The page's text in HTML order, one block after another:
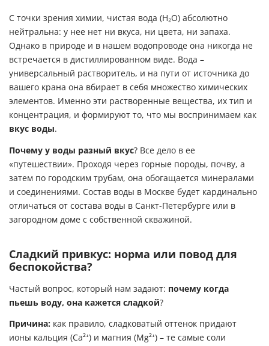
С точки зрения химии, чистая вода (H₂O) абсолютно
нейтральна: у нее нет ни вкуса, ни цвета, ни запаха.
Однако в природе и в нашем водопроводе она никогда не
встречается в дистиллированном виде. Вода –
универсальный растворитель, и на пути от источника до
вашего крана она вбирает в себя множество химических
элементов. Именно эти растворенные вещества, их тип и
концентрация, и формируют то, что мы воспринимаем как
вкус воды.
Почему у воды разный вкус? Все дело в ее
«путешествии». Проходя через горные породы, почву, а
затем по городским трубам, она обогащается минералами
и соединениями. Состав воды в Москве будет кардинально
отличаться от состава воды в Санкт-Петербурге или в
загородном доме с собственной скважиной.
Сладкий привкус: норма или повод для
беспокойства?
Частый вопрос, который нам задают: почему когда
пьешь воду, она кажется сладкой?
Причина: как правило, сладковатый оттенок придают
ионы кальция (Ca²⁺) и магния (Mg²⁺) – те самые соли